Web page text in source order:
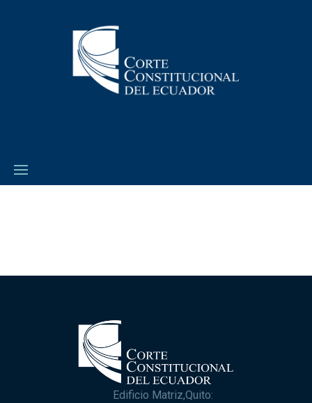
Edificio Matriz,Quito: